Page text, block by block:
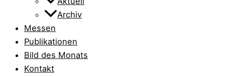
Archiv
Messen
Publikationen
Bild des Monats
Kontakt